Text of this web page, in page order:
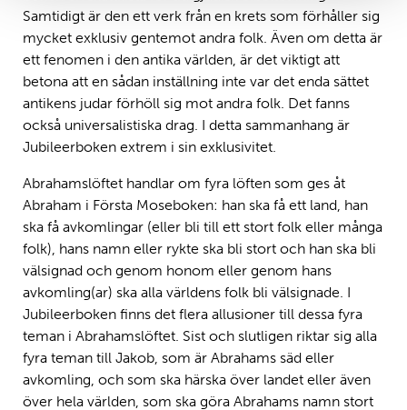
Samtidigt är den ett verk från en krets som förhåller sig
mycket exklusiv gentemot andra folk. Även om detta är
ett fenomen i den antika världen, är det viktigt att
betona att en sådan inställning inte var det enda sättet
antikens judar förhöll sig mot andra folk. Det fanns
också universalistiska drag. I detta sammanhang är
Jubileerboken extrem i sin exklusivitet.
Abrahamslöftet handlar om fyra löften som ges åt
Abraham i Första Moseboken: han ska få ett land, han
ska få avkomlingar (eller bli till ett stort folk eller många
folk), hans namn eller rykte ska bli stort och han ska bli
välsignad och genom honom eller genom hans
avkomling(ar) ska alla världens folk bli välsignade. I
Jubileerboken finns det flera allusioner till dessa fyra
teman i Abrahamslöftet. Sist och slutligen riktar sig alla
fyra teman till Jakob, som är Abrahams säd eller
avkomling, och som ska härska över landet eller även
över hela världen, som ska göra Abrahams namn stort